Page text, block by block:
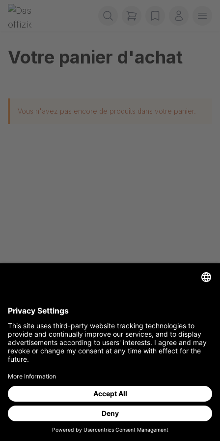
Passer la navigation
Gerriets
items in cart, view
wishlistMon
Votre panier d'achat
Vous n'avez pas encore de produits dans votre panier.